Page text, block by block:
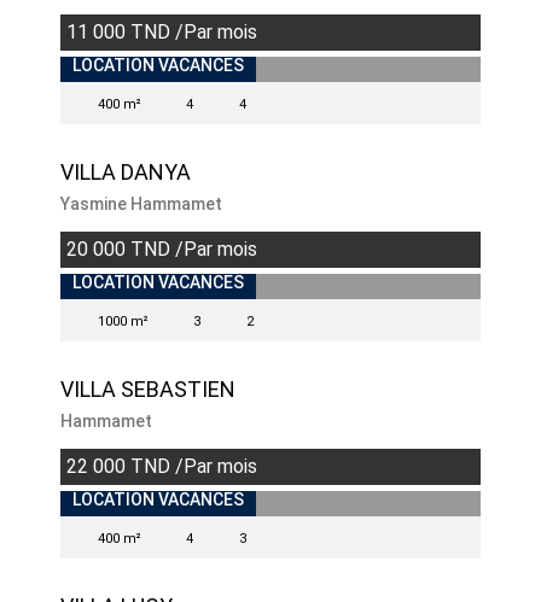
11 000 TND /Par mois
LOCATION VACANCES
400 m² 4 4
VILLA DANYA
Yasmine Hammamet
20 000 TND /Par mois
INDISPONIBLE
LOCATION VACANCES
1000 m² 3 2
VILLA SEBASTIEN
Hammamet
22 000 TND /Par mois
LOCATION VACANCES
400 m² 4 3